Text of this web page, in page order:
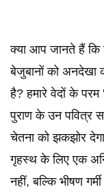
️क्या आप जानते हैं कि
बेजुबानों को अनदेखा
है? हमारे वेदों के
पुराण के उन पवित्र
चेतना को झकझोर
गृहस्थ के लिए एक
नहीं, बल्कि भीषण